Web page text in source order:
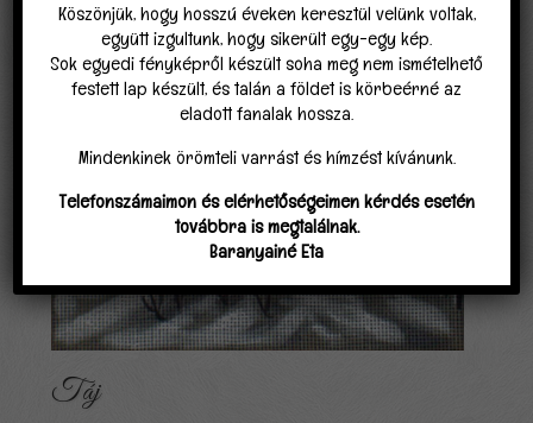
Táj
Köszönjük, hogy hosszú éveken keresztül velünk voltak,
együtt izgultunk, hogy sikerült egy-egy kép.
Sok egyedi fényképről készült soha meg nem ismételhető
festett lap készült, és talán a földet is körbeérné az
eladott fanalak hossza.
Mindenkinek örömteli varrást és hímzést kívánunk.
Telefonszámaimon és elérhetőségeimen kérdés esetén
továbbra is megtalálnak.
Baranyainé Eta